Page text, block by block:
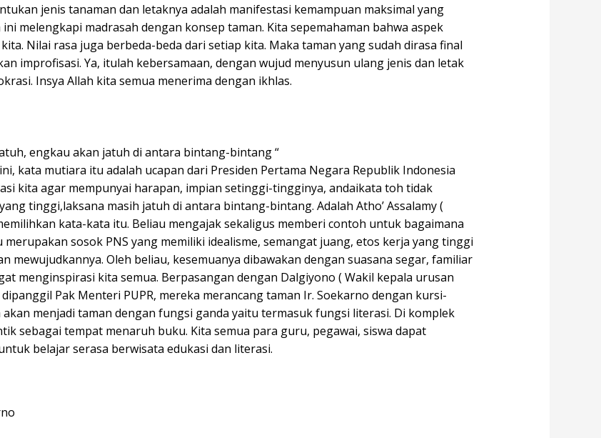
jenis tanaman dan letaknya adalah manifestasi kemampuan maksimal yang
melengkapi madrasah dengan konsep taman. Kita sepemahaman bahwa aspek
Nilai rasa juga berbeda-beda dari setiap kita. Maka taman yang sudah dirasa final
improfisasi. Ya, itulah kebersamaan, dengan wujud menyusun ulang jenis dan letak
Insya Allah kita semua menerima dengan ikhlas.
engkau akan jatuh di antara bintang-bintang “
kata mutiara itu adalah ucapan dari Presiden Pertama Negara Republik Indonesia
kita agar mempunyai harapan, impian setinggi-tingginya, andaikata toh tidak
tinggi,laksana masih jatuh di antara bintang-bintang. Adalah Atho’ Assalamy (
kata-kata itu. Beliau mengajak sekaligus memberi contoh untuk bagaimana
sosok PNS yang memiliki idealisme, semangat juang, etos kerja yang tinggi
mewujudkannya. Oleh beliau, kesemuanya dibawakan dengan suasana segar, familiar
menginspirasi kita semua. Berpasangan dengan Dalgiyono ( Wakil kepala urusan
Pak Menteri PUPR, mereka merancang taman Ir. Soekarno dengan kursi-
menjadi taman dengan fungsi ganda yaitu termasuk fungsi literasi. Di komplek
sebagai tempat menaruh buku. Kita semua para guru, pegawai, siswa dapat
belajar serasa berwisata edukasi dan literasi.